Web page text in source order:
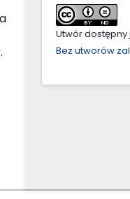
Utwór dostępny
Bez utworów